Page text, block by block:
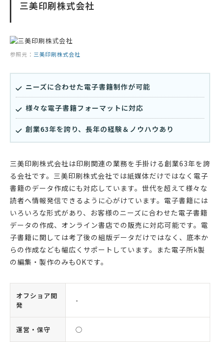
三美印刷株式会社
参照元： 三美印刷株式会社
ニーズに合わせた電子書籍制作が可能
様々な電子書籍フォーマットに対応
創業63年を誇り、長年の経験＆ノウハウあり
三美印刷株式会社は印刷関連の業務を手掛ける創業63年を誇
る会社です。三美印刷株式会社では紙媒体だけではなく電子
書籍のデータ作成にも対応しています。世代を超えて様々な
読者へ情報発信できるように心がけています。電子書籍には
いろいろな形式があり、お客様のニーズに合わせた電子書籍
データの作成、オンライン書店での販売に対応可能です。電
子書籍に関しては考了後の組版データだけではなく、底本か
らの作成なども幅広くサポートしています。また電子所k製
の編集・製作のみもOKです。
オフショア開
発
-
運営・保守 ◯